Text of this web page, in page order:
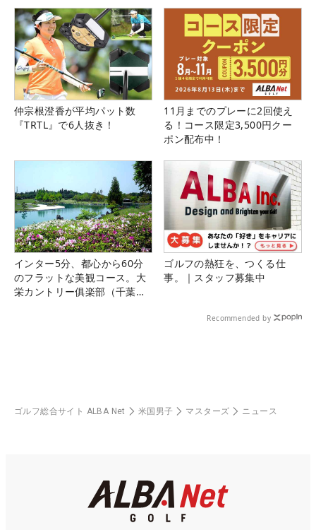
仲宗根澄香が平均パット数
『TRTL』で6人抜き！
11月までのプレーに2回使え
る！コース限定3,500円クー
ポン配布中！
インター5分、都心から60分
のフラットな美観コース。大
栄カントリー俱楽部（千葉
ゴルフの熱狂を、つくる仕
事。｜スタッフ募集中
Recommended by
ゴルフ総合サイト ALBA Net 米国男子 マスターズ ニュース